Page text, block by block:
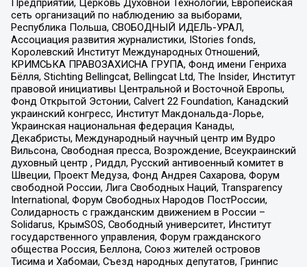
Предприятий, Церковь Духовной Технологии, Европейская
сеть организаций по наблюдению за выборами,
Республика Польша, СВОБОДНЫЙ ИДЕЛЬ-УРАЛ,
Ассоциация развития журналистики, IStories fonds,
Королевский Институт Международных Отношений,
КРИМСЬКА ПРАВОЗАХИСНА ГРУПА, Фонд имени Генриха
Бёлля, Stichting Bellingcat, Bellingcat Ltd, The Insider, Институт
правовой инициативы Центральной и Восточной Европы,
Фонд Открытой Эстонии, Calvert 22 Foundation, Канадский
украинский конгресс, Институт Макдональда-Лорье,
Украинская национальная федерация Канады,
Декабристы, Международный научный центр им Вудро
Вильсона, Свободная пресса, Возрождение, Всеукраинский
духовный центр , Риддл, Русский антивоенный комитет в
Швеции, Проект Медуза, Фонд Андрея Сахарова, Форум
свободной России, Лига Свободных Наций, Transparеncy
International, Форум Свободных Народов ПостРоссии,
Солидарность с гражданским движением в России –
Solidarus, КрымSOS, Свободный университет, Институт
государственного управления, Форум гражданского
общества Россия, Беллона, Союз жителей островов
Тисима и Хабомаи, Съезд народных депутатов, Гринпис